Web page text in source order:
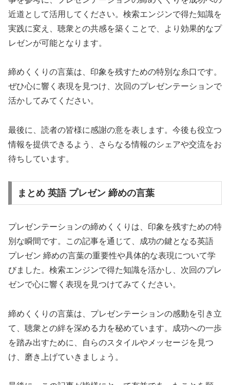
近道として活用してください。検索エンジンで得た知識を
実践に変え、聴衆との共感を築くことで、より効果的なプ
レゼンが可能となります。
締めくくりの言葉は、印象を残すための特別な糸口です。
ぜひ心に響く表現を見つけ、次回のプレゼンテーションで
活かしてみてください。
最後に、読者の皆様に感謝の意を表します。今後も役立つ
情報を提供できるよう、さらなる情報のシェアや交流をお
待ちしています。
まとめ 英語 プレゼン 締めの言葉
プレゼンテーションの締めくくりは、印象を残すための特
別な瞬間です。この記事を通じて、成功の鍵となる英語
プレゼン 締めの言葉の重要性や具体的な表現について学
びました。検索エンジンで得た知識を活かし、次回のプレ
ゼンで心に響く表現を見つけてみてください。
締めくくりの言葉は、プレゼンテーションの感動を引き立
て、聴衆との絆を深める力を秘めています。成功への一歩
を踏み出すために、自らのスタイルやメッセージを見つ
け、磨き上げていきましょう。